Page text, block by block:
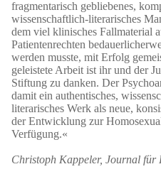
fragmentarisch gebliebenes,
wissenschaftlich-literarisches
dem viel klinisches Fallmaterial
Patientenrechten
werden musste, mit Erfolg
geleistete Arbeit ist ihr und der
Stiftung zu danken. Der
damit ein authentisches,
literarisches Werk als neue,
der Entwicklung zur
Verfügung.«
Christoph Kappeler, Journal für